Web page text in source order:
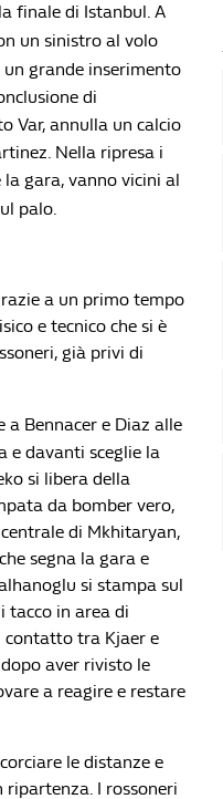
finale di Istanbul. A
un sinistro al volo
grande inserimento
di
Var, annulla un calcio
Nella ripresa i
gara, vanno vicini al
palo.
a un primo tempo
e tecnico che si è
già privi di
a Bennacer e Diaz alle
e davanti sceglie la
si libera della
da bomber vero,
di Mkhitaryan,
segna la gara e
si stampa sul
tacco in area di
contatto tra Kjaer e
aver rivisto le
a reagire e restare
le distanze e
ripartenza. I rossoneri